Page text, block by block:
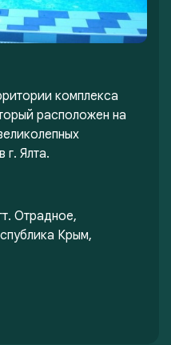
комплекса
расположен на
г. Ялта.
Отрадное,
Крым,